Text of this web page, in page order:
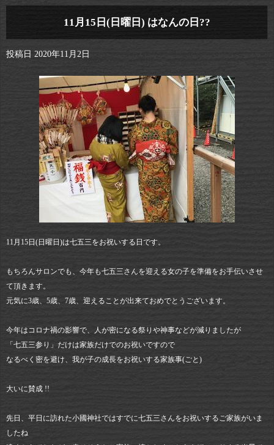
11月15日(日曜日) はなんの日??
投稿日 2020年11月2日
11月15日(日曜日)は七五三をお祝いする日です。
もちろんサロンでも、今年も七五三さんを迎える女の子を準備をお手伝いさせ
て頂きます。
元気に3歳、5歳、7歳、迎えることが出来ておめでとうございます。
今年はコロナ禍の影響で、人が密になる祭りや神事などが減りましたが
「七五三参り」だけは家族だけでのお祝いですので
なるべく密を避け、我が子の成長をお祝いする家族事(ごと)
大いに賛成 !!
先日、平日に訪れた小國神社ではすでに七五三さんをお祝いするご家族がいま
したね